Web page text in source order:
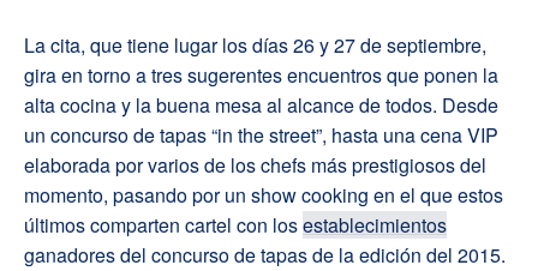
La cita, que tiene lugar los días 26 y 27 de septiembre,
gira en torno a tres sugerentes encuentros que ponen la
alta cocina y la buena mesa al alcance de todos. Desde
un concurso de tapas “in the street”, hasta una cena VIP
elaborada por varios de los chefs más prestigiosos del
momento, pasando por un show cooking en el que estos
últimos comparten cartel con losestablecimientos
ganadores del concurso de tapas de la edición del 2015.